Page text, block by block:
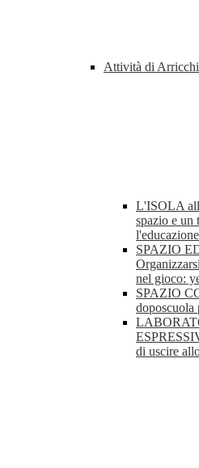
Attività di
L'ISOLA
spazio e un
SPAZIO
nel gioco:
SPAZIO
doposcuola
di uscire